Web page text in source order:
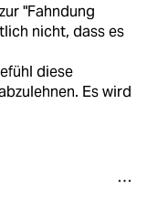
"Fahndung
nicht, dass es
diese
Es wird